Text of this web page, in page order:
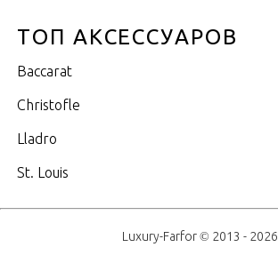
ТОП АКСЕССУАРОВ
Baccarat
Christofle
Lladro
St. Louis
Luxury-Farfor © 2013 - 2026